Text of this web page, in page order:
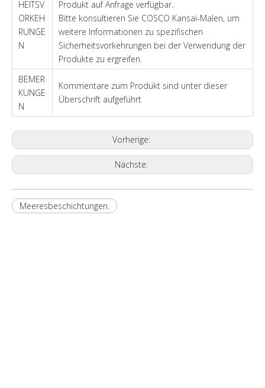
HEITSV
ORKEH
RUNGE
N
Produkt auf Anfrage verfügbar.
Bitte konsultieren Sie COSCO Kansai-Malen, um
weitere Informationen zu spezifischen
Sicherheitsvorkehrungen bei der Verwendung der
Produkte zu ergreifen.
BEMER
KUNGE
N
Kommentare zum Produkt sind unter dieser
Überschrift aufgeführt
Vorherige:
Nächste:
Meeresbeschichtungen.